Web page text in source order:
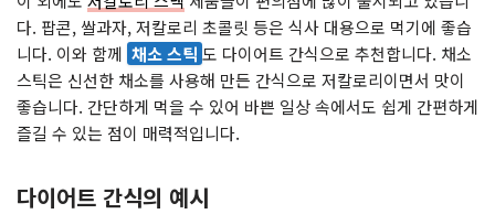
다. 팝콘, 쌀과자, 저칼로리 초콜릿 등은 식사 대용으로 먹기에 좋습
니다. 이와 함께 채소 스틱 도 다이어트 간식으로 추천합니다. 채소
스틱은 신선한 채소를 사용해 만든 간식으로 저칼로리이면서 맛이
좋습니다. 간단하게 먹을 수 있어 바쁜 일상 속에서도 쉽게 간편하게
즐길 수 있는 점이 매력적입니다.
다이어트 간식의 예시